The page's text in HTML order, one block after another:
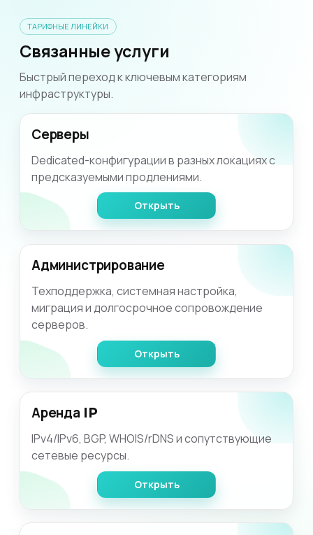
ТАРИФНЫЕ ЛИНЕЙКИ
Связанные услуги
Быстрый переход к ключевым категориям
инфраструктуры.
Серверы
Dedicated-конфигурации в разных локациях с
предсказуемыми продлениями.
Открыть
Администрирование
Техподдержка, системная настройка,
миграция и долгосрочное сопровождение
серверов.
Открыть
Аренда IP
IPv4/IPv6, BGP, WHOIS/rDNS и сопутствующие
сетевые ресурсы.
Открыть